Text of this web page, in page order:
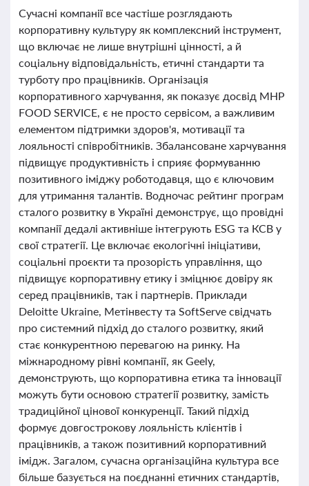
Сучасні компанії все частіше розглядають
корпоративну культуру як комплексний інструмент,
що включає не лише внутрішні цінності, а й
соціальну відповідальність, етичні стандарти та
турботу про працівників. Організація
корпоративного харчування, як показує досвід MHP
FOOD SERVICE, є не просто сервісом, а важливим
елементом підтримки здоров'я, мотивації та
лояльності співробітників. Збалансоване харчування
підвищує продуктивність і сприяє формуванню
позитивного іміджу роботодавця, що є ключовим
для утримання талантів. Водночас рейтинг програм
сталого розвитку в Україні демонструє, що провідні
компанії дедалі активніше інтегрують ESG та КСВ у
свої стратегії. Це включає екологічні ініціативи,
соціальні проєкти та прозорість управління, що
підвищує корпоративну етику і зміцнює довіру як
серед працівників, так і партнерів. Приклади
Deloitte Ukraine, Метінвесту та SoftServe свідчать
про системний підхід до сталого розвитку, який
стає конкурентною перевагою на ринку. На
міжнародному рівні компанії, як Geely,
демонструють, що корпоративна етика та інновації
можуть бути основою стратегії розвитку, замість
традиційної цінової конкуренції. Такий підхід
формує довгострокову лояльність клієнтів і
працівників, а також позитивний корпоративний
імідж. Загалом, сучасна організаційна культура все
більше базується на поєднанні етичних стандартів,